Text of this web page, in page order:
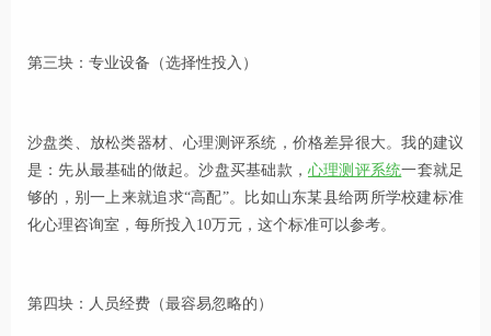
第三块：专业设备（选择性投入）
沙盘类、放松类器材、心理测评系统，价格差异很大。我的建议
是：先从最基础的做起。沙盘买基础款， 心理测评系统一套就足
够的，别一上来就追求“高配”。比如山东某县给两所学校建标准
化心理咨询室，每所投入10万元，这个标准可以参考。
第四块：人员经费（最容易忽略的）